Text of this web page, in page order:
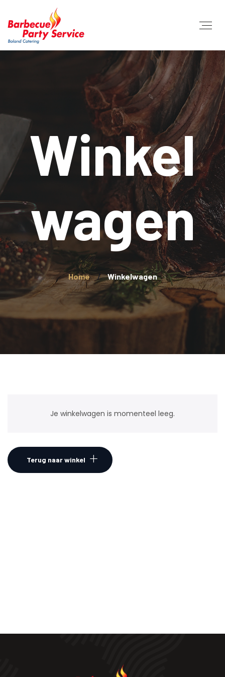
Winkel
wagen
Home Winkelwagen
Je winkelwagen is momenteel leeg.
Terug naar winkel